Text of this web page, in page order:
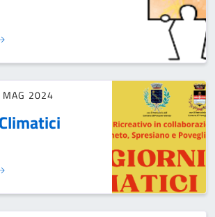
AFFARE FATICA!" È IN ARRIVO PER
2024
2024}